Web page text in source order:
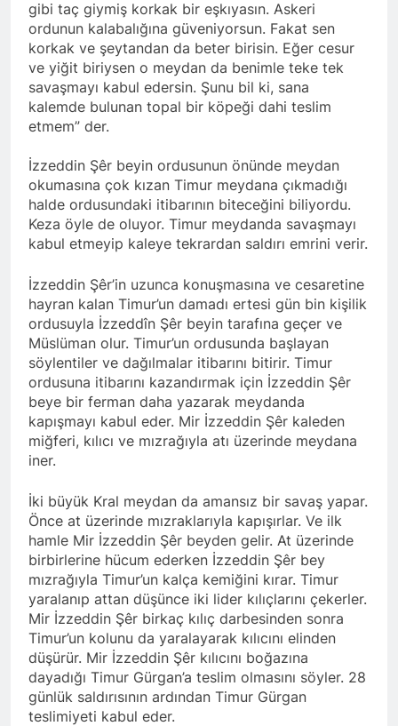
gibi taç giymiş korkak bir eşkıyasın. Askeri
ordunun kalabalığına güveniyorsun. Fakat sen
korkak ve şeytandan da beter birisin. Eğer cesur
ve yiğit biriysen o meydan da benimle teke tek
savaşmayı kabul edersin. Şunu bil ki, sana
kalemde bulunan topal bir köpeği dahi teslim
etmem” der.
İzzeddin Şêr beyin ordusunun önünde meydan
okumasına çok kızan Timur meydana çıkmadığı
halde ordusundaki itibarının biteceğini biliyordu.
Keza öyle de oluyor. Timur meydanda savaşmayı
kabul etmeyip kaleye tekrardan saldırı emrini verir.
İzzeddin Şêr’in uzunca konuşmasına ve cesaretine
hayran kalan Timur’un damadı ertesi gün bin kişilik
ordusuyla İzzeddîn Şêr beyin tarafına geçer ve
Müslüman olur. Timur’un ordusunda başlayan
söylentiler ve dağılmalar itibarını bitirir. Timur
ordusuna itibarını kazandırmak için İzzeddin Şêr
beye bir ferman daha yazarak meydanda
kapışmayı kabul eder. Mir İzzeddin Şêr kaleden
miğferi, kılıcı ve mızrağıyla atı üzerinde meydana
iner.
İki büyük Kral meydan da amansız bir savaş yapar.
Önce at üzerinde mızraklarıyla kapışırlar. Ve ilk
hamle Mir İzzeddin Şêr beyden gelir. At üzerinde
birbirlerine hücum ederken İzzeddin Şêr bey
mızrağıyla Timur’un kalça kemiğini kırar. Timur
yaralanıp attan düşünce iki lider kılıçlarını çekerler.
Mir İzzeddin Şêr birkaç kılıç darbesinden sonra
Timur’un kolunu da yaralayarak kılıcını elinden
düşürür. Mir İzzeddin Şêr kılıcını boğazına
dayadığı Timur Gürgan’a teslim olmasını söyler. 28
günlük saldırısının ardından Timur Gürgan
teslimiyeti kabul eder.